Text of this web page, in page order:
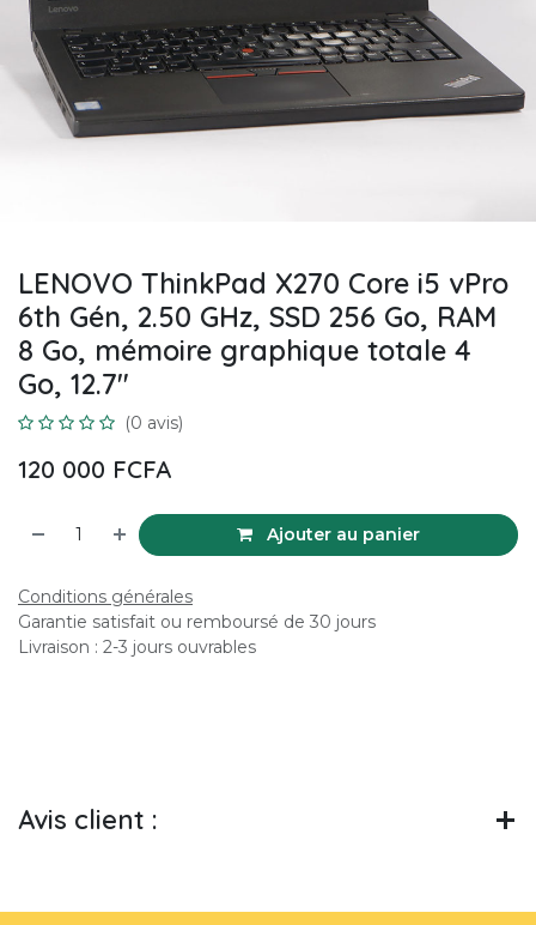
LENOVO ThinkPad X270 Core i5 vPro
6th Gén, 2.50 GHz, SSD 256 Go, RAM
8 Go, mémoire graphique totale 4
Go, 12.7"
(0 avis)
120 000 FCFA
Ajouter au panier
Conditions générales
Garantie satisfait ou remboursé de 30 jours
Livraison : 2-3 jours ouvrables
Avis client :